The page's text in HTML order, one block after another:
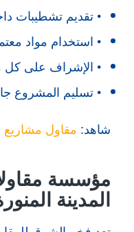
• تقديم تشطيبات
• استخدام مواد
• الإشراف على كل
• تسليم المشروع
شاهد: مقاول مشاريع
مؤسسة
المدينة